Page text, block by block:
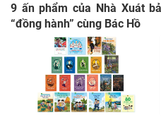
9 ấn phẩm của Nhà Xuát
“đồng hành” cùng Bác Hồ